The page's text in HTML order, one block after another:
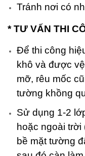
Tránh nơi có
* TƯ VẤN THI
Để thi công
khô và được
mỡ, rêu mốc
tường khồng
Sử dụng 1-2
hoặc ngoài
bề mặt tường